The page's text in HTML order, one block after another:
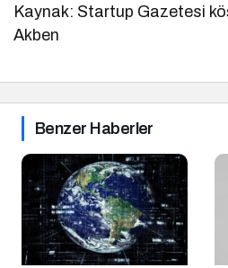
Kaynak: Startup Gazetesi
Akben
Benzer Haberler